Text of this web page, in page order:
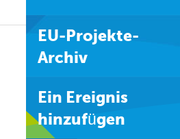
EU-Projekte-
Archiv
Ein Ereignis
hinzufügen